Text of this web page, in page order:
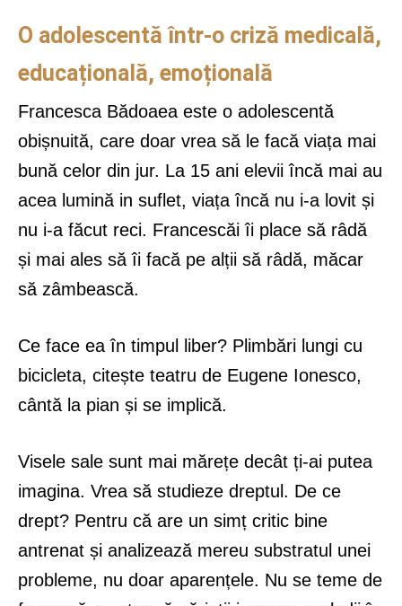
O adolescentă într-o criză medicală,
educațională, emoțională
Francesca Bădoaea este o adolescentă
obișnuită, care doar vrea să le facă viața mai
bună celor din jur. La 15 ani elevii încă mai au
acea lumină in suflet, viața încă nu i-a lovit și
nu i-a făcut reci. Francescăi îi place să râdă
și mai ales să îi facă pe alții să râdă, măcar
să zâmbească.
Ce face ea în timpul liber? Plimbări lungi cu
bicicleta, citește teatru de Eugene Ionesco,
cântă la pian și se implică.
Visele sale sunt mai mărețe decât ți-ai putea
imagina. Vrea să studieze dreptul. De ce
drept? Pentru că are un simț critic bine
antrenat și analizează mereu substratul unei
probleme, nu doar aparențele. Nu se teme de